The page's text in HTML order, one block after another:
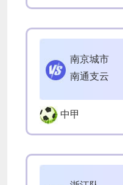
南京城市
南通支云
中甲